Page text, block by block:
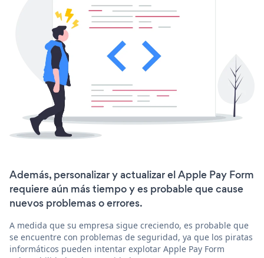
Además, personalizar y actualizar el Apple Pay Form
requiere aún más tiempo y es probable que cause
nuevos problemas o errores.
A medida que su empresa sigue creciendo, es probable que
se encuentre con problemas de seguridad, ya que los piratas
informáticos pueden intentar explotar Apple Pay Form